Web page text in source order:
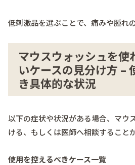
低刺激品を選ぶことで、痛みや腫れ
マウスウォッシュを使
いケースの見分け方 –
き具体的な状況
以下の症状や状況がある場合、マウ
ける、もしくは医師へ相談すること
使用を控えるべきケース一覧